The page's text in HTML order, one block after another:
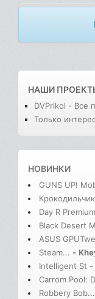
НАШИ
DVPrikol - Все
Только
НОВИНКИ
GUNS UP!
Day R
Black Desert M
ASUS
Steam... -
Intelligent St -
Carrom Pool: D
Robbery Bob...